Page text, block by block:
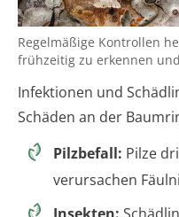
Regelmäßige Kontrollen
frühzeitig zu erkennen
Infektionen und
Schäden an der
Pilzbefall: Pilze
verursachen
Insekten: